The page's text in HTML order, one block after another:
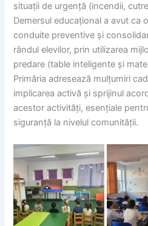
situații de urgență (incendii,
Demersul educațional a avut ca
conduite preventive și
rândul elevilor, prin utilizarea
predare (table inteligente și
Primăria adresează mulțumiri
implicarea activă și sprijinul
acestor activități, esențiale
siguranță la nivelul comunității.